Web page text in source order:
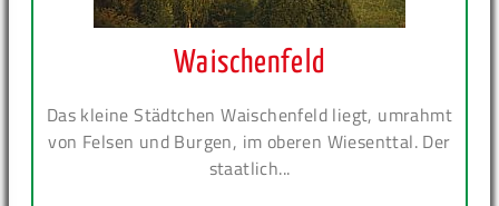
Waischenfeld
Das kleine Städtchen Waischenfeld liegt, umrahmt
von Felsen und Burgen, im oberen Wiesenttal. Der
staatlich...